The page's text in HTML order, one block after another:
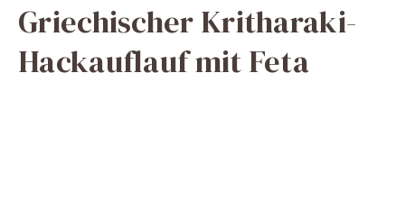
Griechischer Kritharaki-
Hackauflauf mit Feta